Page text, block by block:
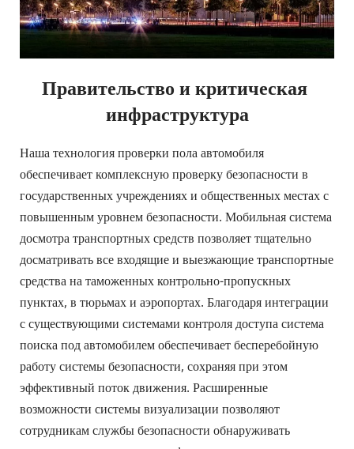
Правительство и критическая
инфраструктура
Наша технология проверки пола автомобиля
обеспечивает комплексную проверку безопасности в
государственных учреждениях и общественных местах с
повышенным уровнем безопасности. Мобильная система
досмотра транспортных средств позволяет тщательно
досматривать все входящие и выезжающие транспортные
средства на таможенных контрольно-пропускных
пунктах, в тюрьмах и аэропортах. Благодаря интеграции
с существующими системами контроля доступа система
поиска под автомобилем обеспечивает бесперебойную
работу системы безопасности, сохраняя при этом
эффективный поток движения. Расширенные
возможности системы визуализации позволяют
сотрудникам службы безопасности обнаруживать